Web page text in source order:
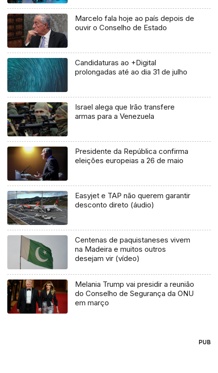
Marcelo fala hoje ao país depois de
ouvir o Conselho de Estado
Candidaturas ao +Digital
prolongadas até ao dia 31 de julho
Israel alega que Irão transfere
armas para a Venezuela
Presidente da República confirma
eleições europeias a 26 de maio
Easyjet e TAP não querem garantir
desconto direto (áudio)
Centenas de paquistaneses vivem
na Madeira e muitos outros
desejam vir (vídeo)
Melania Trump vai presidir a reunião
do Conselho de Segurança da ONU
em março
PUB